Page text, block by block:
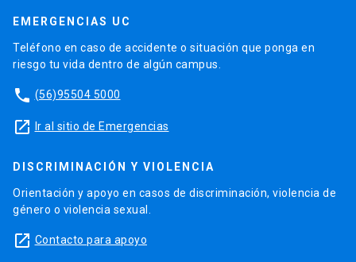
EMERGENCIAS UC
Teléfono en caso de accidente o situación que ponga en
riesgo tu vida dentro de algún campus.
phone (56)95504 5000
launch Ir al sitio de Emergencias
DISCRIMINACIÓN Y VIOLENCIA
Orientación y apoyo en casos de discriminación, violencia de
género o violencia sexual.
launch Contacto para apoyo